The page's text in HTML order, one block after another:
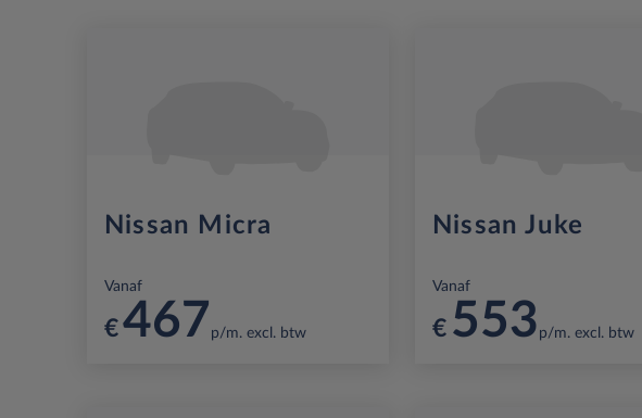
Nissan Micra
Vanaf
€467 p/m. excl. btw
Nissan Juke
Vanaf
€ 553 p/m. excl. btw